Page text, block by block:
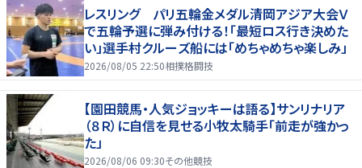
レスリング パリ五輪金メダル清岡アジア大会Ｖ
で五輪予選に弾み付ける！「最短ロス行き決めた
い」選手村クルーズ船には「めちゃめちゃ楽しみ」
2026/08/05 22:50相撲格闘技
【園田競馬・人気ジョッキーは語る】サンリナリア
（８Ｒ）に自信を見せる小牧太騎手「前走が強かっ
た」
2026/08/06 09:30その他競技